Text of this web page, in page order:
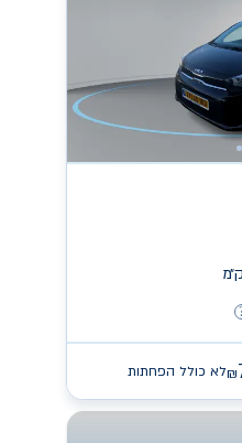
ק״מ
₪לא כולל הפחתות